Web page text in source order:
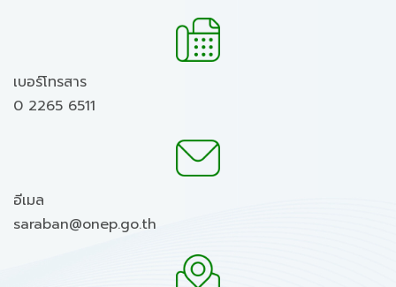
เบอร์โทรสาร
0 2265 6511
อีเมล
saraban@onep.go.th